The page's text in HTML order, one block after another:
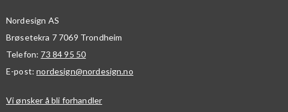
Nordesign AS
Brøsetekra 7 7069 Trondheim
Telefon: 73 84 95 50
E-post:nordesign@nordesign.no
Vi ønsker å bli forhandler